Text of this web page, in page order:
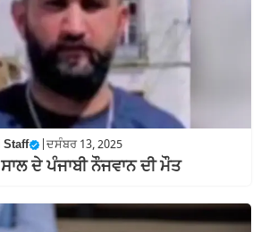
Staff ਦਸੰਬਰ 13, 2025
ਦੇ ਪੰਜਾਬੀ ਨੌਜਵਾਨ ਦੀ ਮੌਤ